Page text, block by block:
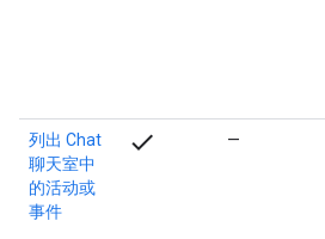
列出 Chat
聊天室中
的活动或
事件
check —